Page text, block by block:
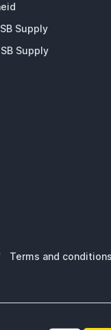
Supply
Supply
Terms and